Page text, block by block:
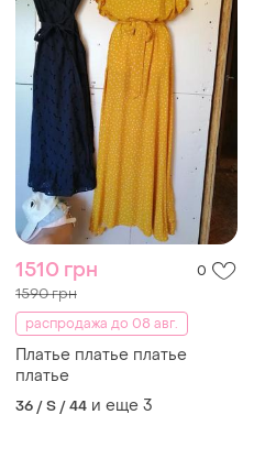
1510 грн 0
1590 грн
распродажа до 08 авг.
Платье платье платье
платье
36 / S / 44 и еще 3